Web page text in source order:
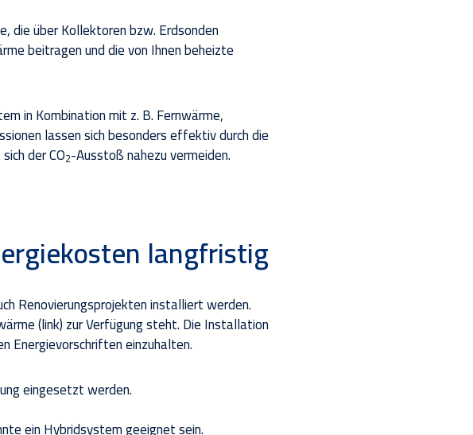
die über Kollektoren bzw. Erdsonden
beitragenunddie von Ihnen beheizte
inKombinationmit z.B. Fernwärme,
lassen sich besonders effektiv durch die
der CO2-Ausstoßnahezu vermeiden.
langfristig
Renovierungsprojekteninstalliert werden.
(link)zur Verfügung steht. Die Installation
Energievorschrifteneinzuhalten.
eingesetzt werden.
einHybridsystemgeeignetsein.